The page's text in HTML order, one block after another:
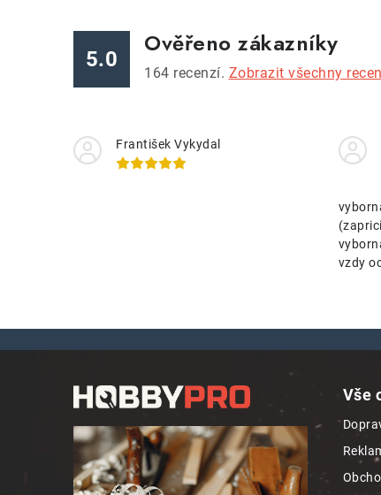
5.0
Ověřeno zákazníky
164 recenzí. Zobrazit všechny
František Vykydal
vzdy
Z
Vše